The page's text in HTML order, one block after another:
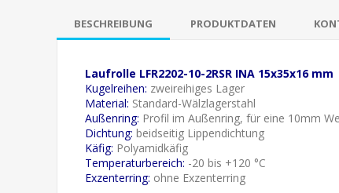
BESCHREIBUNG PRODUKTDATEN
Laufrolle LFR2202-10-2RSR INA 15x35x16 mm
Kugelreihen: zweireihiges Lager
Material: Standard-Wälzlagerstahl
Außenring: Profil im Außenring, für eine 10mm
Dichtung: beidseitig Lippendichtung
Käfig: Polyamidkäfig
Temperaturbereich: -20 bis +120 °C
Exzenterring: ohne Exzenterring